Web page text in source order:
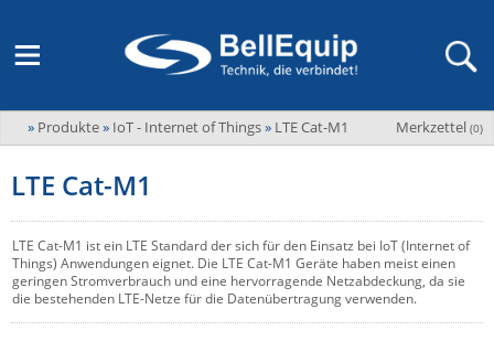
M2M Router, Antennen, VPN & SIM
Fernwartung via Mobilfunk (M2M)
SD-WAN & Bonding
Antennen
Adder
Advantech
Advantech-Conel
AKCP / AKCess Pro
Amit
Übersicht
Neue Produkte
Veranstaltungen
LAGERABVERKAUF Stromverteilung und -messung
Unternehmen
Veranstaltungen
Jobs & Karriere
Merkzettel (0)
» Produkte» IoT - Internet of Things» LTE Cat-M1
LTE Cat-M1
LTE Cat-M1 ist ein LTE Standard der sich für den Einsatz bei IoT (Internet of
Things) Anwendungen eignet. Die LTE Cat-M1 Geräte haben meist einen
geringen Stromverbrauch und eine hervorragende Netzabdeckung, da sie
die bestehenden LTE-Netze für die Datenübertragung verwenden.